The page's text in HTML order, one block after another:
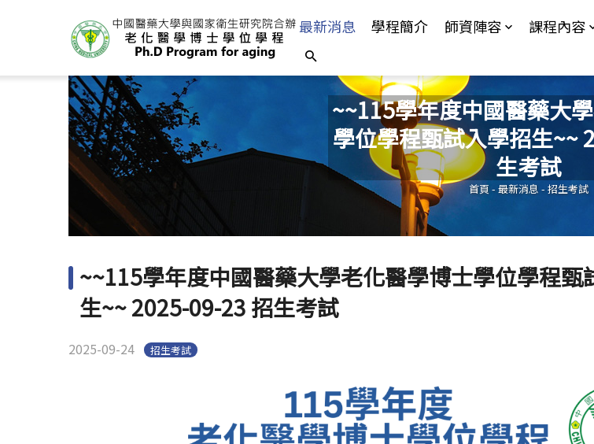
最新消息 學程簡介 師資陣容 課程內容
~~115學年度中國醫藥大
學位學程甄試入學招生~~
生考試
您在這裡
首頁- 最新消息 - 招生考試
~~115學年度中國醫藥大學老化醫學博士學位學程甄
生~~ 2025-09-23 招生考試
2025-09-24 招生考試